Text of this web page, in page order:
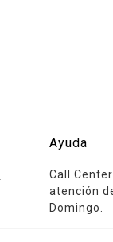
Ayuda
Call
atención
Domingo.